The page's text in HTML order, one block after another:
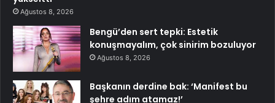
Ağustos 8, 2026
Bengü’den sert tepki: Estetik
konuşmayalım, çok sinirim bozuluyor
Ağustos 8, 2026
Başkanın derdine bak: ‘Manifest bu
şehre adım atamaz!’